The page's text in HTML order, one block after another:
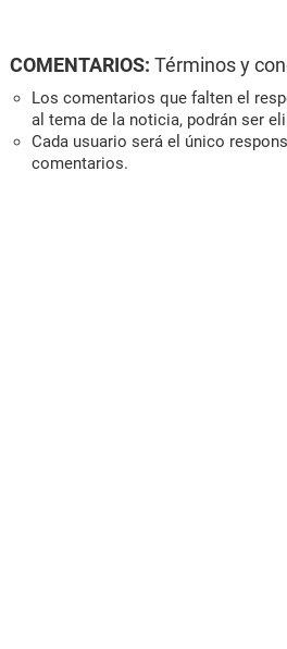
COMENTARIOS: Términos y
Los comentarios que falten el
al tema de la noticia, podrán ser
Cada usuario será el único
comentarios.